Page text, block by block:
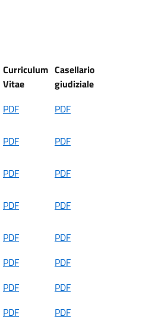
Curriculum
Vitae
Casellario
giudiziale
PDF PDF
PDF PDF
PDF PDF
PDF PDF
PDF
PDF
PDF
PDF
PDF
PDF
PDF PDF